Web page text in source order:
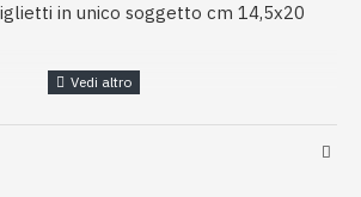
in unico soggetto cm 14,5x20